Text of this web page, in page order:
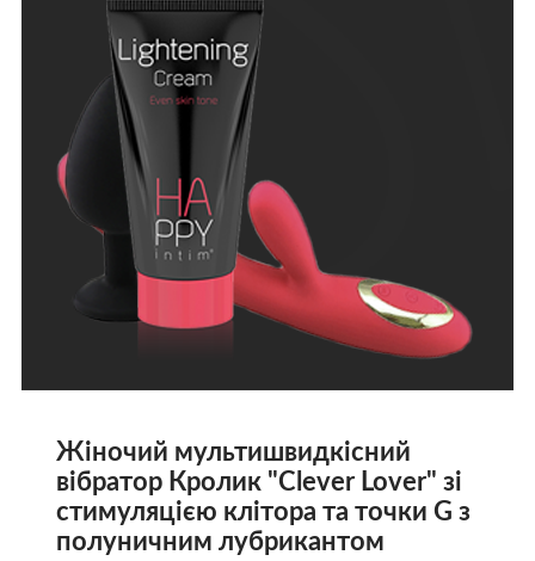
Жіночий мультишвидкісний
вібратор Кролик "Clever Lover" зі
стимуляцією клітора та точки G з
полуничним лубрикантом